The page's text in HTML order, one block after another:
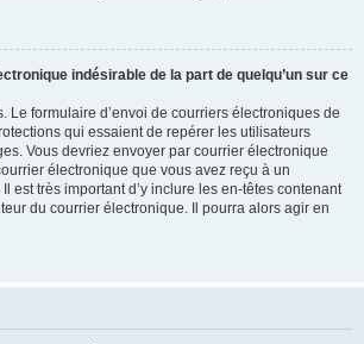
indésirable de la part de quelqu’un sur ce
Le formulaire d’envoi de courriers électroniques de
qui essaient de repérer les utilisateurs
Vous devriez envoyer par courrier électronique
électronique que vous avez reçu à un
est très important d’y inclure les en-têtes contenant
du courrier électronique. Il pourra alors agir en